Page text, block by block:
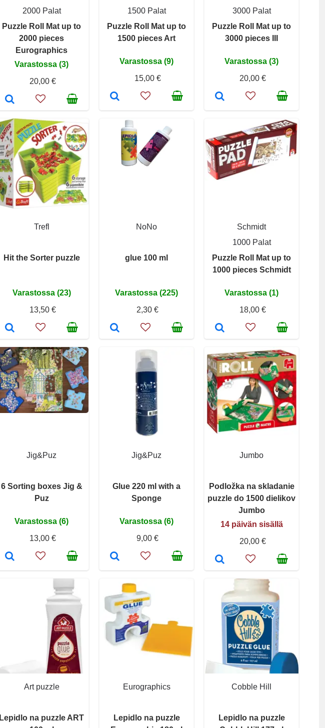
2000 Palat
Puzzle Roll Mat up to
2000 pieces
Eurographics
Varastossa (3)
20,00 €
1500 Palat
Puzzle Roll Mat up to
1500 pieces Art
Varastossa (9)
15,00 €
3000 Palat
Puzzle Roll Mat up to
3000 pieces III
Varastossa (3)
20,00 €
Trefl
Hit the Sorter puzzle
Varastossa (23)
13,50 €
NoNo
glue 100 ml
Varastossa (225)
2,30 €
Schmidt
1000 Palat
Puzzle Roll Mat up to
1000 pieces Schmidt
Varastossa (1)
18,00 €
Jig&Puz
6 Sorting boxes Jig &
Puz
Varastossa (6)
13,00 €
Jig&Puz
Glue 220 ml with a
Sponge
Varastossa (6)
9,00 €
Jumbo
Podložka na skladanie
puzzle do 1500 dielikov
Jumbo
14 päivän sisällä
20,00 €
Art puzzle
Lepidlo na puzzle ART
Eurographics
Lepidlo na puzzle
Cobble Hill
Lepidlo na puzzle